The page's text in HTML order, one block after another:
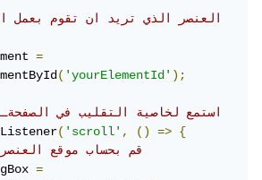
=
('yourElementId');
// استمع لخاصية التقليب في
('scroll', () =>
{
// قم بحساب موقع
=